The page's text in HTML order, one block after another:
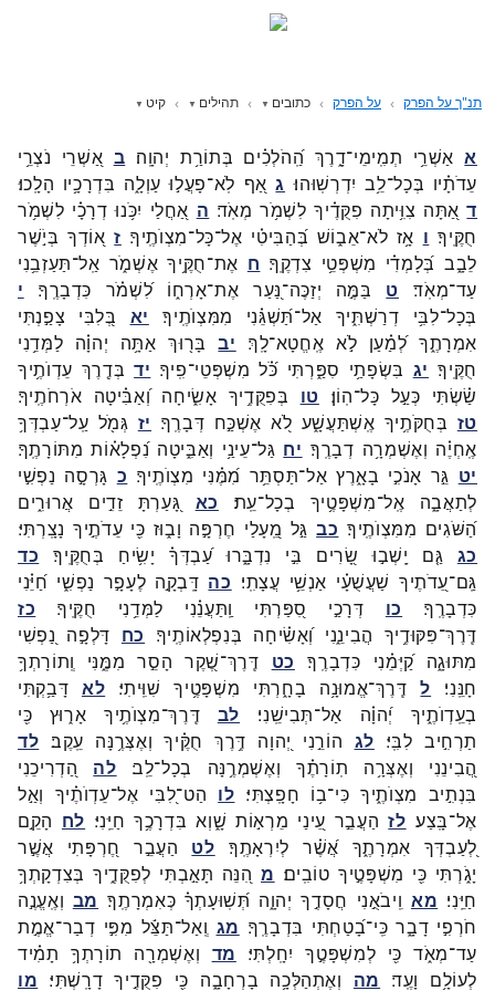
תנ"ך על הפרק על הפרק כתובים תהילים קיט
א אַשְׁרֵ֥י תְמִֽימֵי־דָ֑רֶךְ הַֽ֝הֹלְכִ֗ים בְּתוֹרַ֥ת יְהוָֽה׃ ב אַ֭שְׁרֵי נֹצְרֵ֥י
עֵדֹתָ֗יו בְּכָל־לֵ֥ב יִדְרְשֽׁוּהוּ׃ ג אַ֭ף לֹֽא־פָעֲל֣וּ עַוְלָ֑ה בִּדְרָכָ֥יו הָלָֽכוּ׃
ד אַ֭תָּה צִוִּ֥יתָה פִקֻּדֶ֗יךָ לִשְׁמֹ֥ר מְאֹֽד׃ ה אַ֭חֲלַי יִכֹּ֥נוּ דְרָכָ֗י לִשְׁמֹ֥ר
חֻקֶּֽיךָ׃ ו אָ֥ז לֹא־אֵב֑וֹשׁ בְּ֝הַבִּיטִ֗י אֶל־כָּל־מִצְוֺתֶֽיךָ׃ ז א֭וֹדְךָ בְּיֹ֣שֶׁר
לֵבָ֑ב בְּ֝לָמְדִ֗י מִשְׁפְּטֵ֥י צִדְקֶֽךָ׃ ח אֶת־חֻקֶּ֥יךָ אֶשְׁמֹ֑ר אַֽל־תַּעַזְבֵ֥נִי
עַד־מְאֹֽד׃ ט בַּמֶּ֣ה יְזַכֶּה־נַּ֭עַר אֶת־אָרְח֑וֹ לִ֝שְׁמֹ֗ר כִּדְבָרֶֽךָ׃
י
בְּכָל־לִבִּ֥י דְרַשְׁתִּ֑יךָ אַל־תַּ֝שְׁגֵּ֗נִי מִמִּצְוֺתֶֽיךָ׃ יא בְּ֭לִבִּי
צָפַ֣נְתִּי
אִמְרָתֶ֑ךָ לְ֝מַ֗עַן לֹ֣א אֶֽחֱטָא־לָֽךְ׃ יב בָּר֖וּךְ אַתָּ֥ה יְהוָ֗ה לַמְּדֵ֥נִי
חֻקֶּֽיךָ׃ יג בִּשְׂפָתַ֥י סִפַּ֑רְתִּי כֹּ֝֗ל מִשְׁפְּטֵי־פִֽיךָ׃ יד בְּדֶ֖רֶךְ עֵדְוֺתֶ֥יךָ
שַׂ֗שְׂתִּי כְּעַ֣ל כָּל־הֽוֹן׃ טו בְּפִקֻּדֶ֥יךָ אָשִׂ֑יחָה וְ֝אַבִּ֗יטָה אֹרְחֹתֶֽיךָ׃
טז בְּחֻקֹּתֶ֥יךָ אֶֽשְׁתַּעֲשָׁ֑ע לֹ֭א אֶשְׁכַּ֣ח דְּבָרֶֽךָ׃ יז גְּמֹ֖ל עַֽל־עַבְדְּךָ֥
אֶֽחְיֶ֗ה וְאֶשְׁמְרָ֥ה דְבָרֶֽךָ׃ יח גַּל־עֵינַ֥י וְאַבִּ֑יטָה נִ֝פְלָא֗וֹת מִתּוֹרָתֶֽךָ׃
יט גֵּ֣ר אָנֹכִ֣י בָאָ֑רֶץ אַל־תַּסְתֵּ֥ר מִ֝מֶּ֗נִּי מִצְוֺתֶֽיךָ׃ כ גָּרְסָ֣ה נַפְשִׁ֣י
לְתַאֲבָ֑ה
אֶֽל־מִשְׁפָּטֶ֥יךָ בְכָל־עֵֽת׃ כא גָּ֭עַרְתָּ זֵדִ֣ים
אֲרוּרִ֑ים
הַ֝שֹּׁגִים מִמִּצְוֺתֶֽיךָ׃ כב גַּ֣ל מֵֽ֭עָלַי חֶרְפָּ֣ה וָב֑וּז כִּ֖י עֵדֹתֶ֣יךָ נָצָֽרְתִּי׃
כג גַּ֤ם יָֽשְׁב֣וּ שָׂ֭רִים בִּ֣י נִדְבָּ֑רוּ עַ֝בְדְּךָ֗ יָשִׂ֥יחַ בְּחֻקֶּֽיךָ׃
כד
גַּֽם־עֵ֭דֹתֶיךָ שַׁעֲשֻׁעָ֗י אַנְשֵׁ֥י עֲצָתִֽי׃ כה דָּֽבְקָ֣ה לֶעָפָ֣ר נַפְשִׁ֑י חַ֝יֵּ֗נִי
כִּדְבָרֶֽךָ׃
כו דְּרָכַ֣י סִ֭פַּרְתִּי וַֽתַּעֲנֵ֗נִי לַמְּדֵ֥נִי חֻקֶּֽיךָ׃
כז
דֶּֽרֶךְ־פִּקּוּדֶ֥יךָ הֲבִינֵ֑נִי וְ֝אָשִׂ֗יחָה בְּנִפְלְאוֹתֶֽיךָ׃ כח דָּלְפָ֣ה נַ֭פְשִׁי
מִתּוּגָ֑ה קַ֝יְּמֵ֗נִי כִּדְבָרֶֽךָ׃ כט דֶּֽרֶךְ־שֶׁ֭קֶר הָסֵ֣ר מִמֶּ֑נִּי
וְֽתוֹרָתְךָ֥
חָנֵּֽנִי׃
ל דֶּֽרֶךְ־אֱמוּנָ֥ה בָחָ֑רְתִּי מִשְׁפָּטֶ֥יךָ שִׁוִּֽיתִי׃ לא דָּבַ֥קְתִּי
בְעֵֽדְוֺתֶ֑יךָ
יְ֝הוָ֗ה אַל־תְּבִישֵֽׁנִי׃ לב דֶּֽרֶךְ־מִצְוֺתֶ֥יךָ אָר֑וּץ
כִּ֖י
תַרְחִ֣יב לִבִּֽי׃ לג הוֹרֵ֣נִי יְ֭הוָה דֶּ֥רֶךְ חֻקֶּ֗יךָ וְאֶצְּרֶ֥נָּה עֵֽקֶב׃ לד
הֲ֭בִינֵנִי
וְאֶצְּרָ֥ה תֽוֹרָתֶ֗ךָ וְאֶשְׁמְרֶ֥נָּה בְכָל־לֵֽב׃ לה
הַ֭דְרִיכֵנִי
בִּנְתִ֣יב מִצְוֺתֶ֑יךָ כִּי־ב֥וֹ חָפָֽצְתִּי׃ לו הַט־לִ֭בִּי אֶל־עֵדְוֺתֶ֗יךָ וְאַ֣ל
אֶל־בָּֽצַע׃ לז הַעֲבֵ֣ר עֵ֭ינַי מֵרְא֣וֹת שָׁ֑וְא בִּדְרָכֶ֥ךָ חַיֵּֽנִי׃ לח הָקֵ֣ם
לְ֭עַבְדְּךָ אִמְרָתֶ֑ךָ אֲ֝שֶׁ֗ר לְיִרְאָתֶֽךָ׃ לט הַעֲבֵ֣ר חֶ֭רְפָּתִי
אֲשֶׁ֣ר
יָגֹ֑רְתִּי כִּ֖י מִשְׁפָּטֶ֣יךָ טוֹבִֽים׃ מ הִ֭נֵּה תָּאַ֣בְתִּי לְפִקֻּדֶ֑יךָ בְּצִדְקָתְךָ֥
חַיֵּֽנִי׃ מא וִֽיבֹאֻ֣נִי חֲסָדֶ֣ךָ יְהוָ֑ה תְּ֝שֽׁוּעָתְךָ֗ כְּאִמְרָתֶֽךָ׃ מב וְאֶֽעֱנֶ֣ה
חֹרְפִ֣י דָבָ֑ר כִּֽי־בָ֝טַחְתִּי בִּדְבָרֶֽךָ׃ מג וְֽאַל־תַּצֵּ֬ל מִפִּ֣י דְבַר־אֱמֶ֣ת
עַד־מְאֹ֑ד כִּ֖י לְמִשְׁפָּטֶ֣ךָ יִחָֽלְתִּי׃ מד וְאֶשְׁמְרָ֖ה תוֹרָתְךָ֥ תָמִ֗יד
לְעוֹלָ֥ם וָעֶֽד׃ מה וְאֶתְהַלְּכָ֥ה בָרְחָבָ֑ה כִּ֖י פִקֻּדֶ֣יךָ דָרָֽשְׁתִּי׃ מו